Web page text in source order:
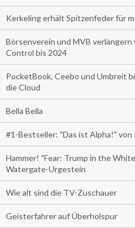
Kerkeling erhält Spitzenfeder für
Börsenverein und MVB
Control bis 2024
PocketBook, Ceebo und Umbreit
die Cloud
Bella Bella
#1-Bestseller: "Das ist Alpha!" von
Hammer! "Fear: Trump in the
Watergate-Urgestein
Wie alt sind die TV-Zuschauer
Geisterfahrer auf Überholspur